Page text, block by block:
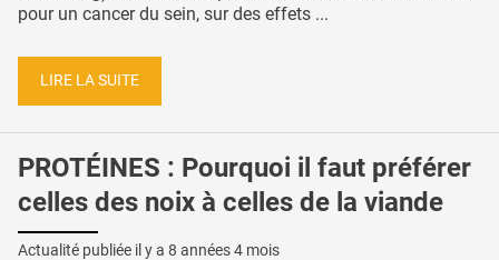
pour un cancer du sein, sur des effets ...
LIRE LA SUITE
PROTÉINES : Pourquoi il faut préférer
celles des noix à celles de la viande
Actualité publiée il y a 8 années 4 mois